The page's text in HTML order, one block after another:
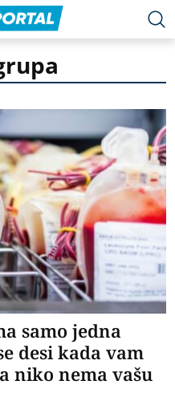
samo jedna
desi kada vam
niko nema vašu